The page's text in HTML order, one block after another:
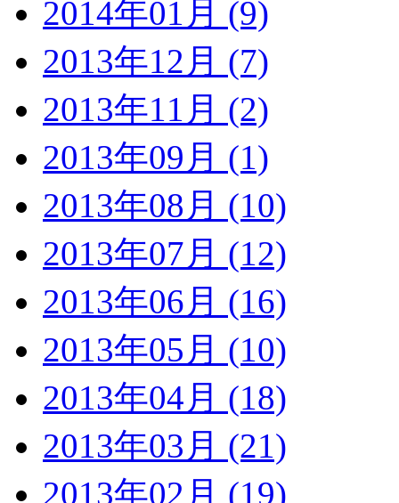
2014年01月 (9)
2013年12月 (7)
2013年11月 (2)
2013年09月 (1)
2013年08月 (10)
2013年07月 (12)
2013年06月 (16)
2013年05月 (10)
2013年04月 (18)
2013年03月 (21)
2013年02月 (19)